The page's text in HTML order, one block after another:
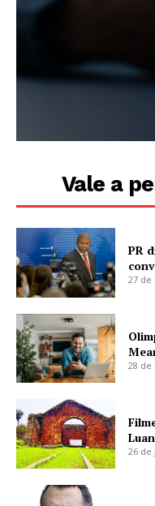
Vale a
PR
27 de
28 de
26 de